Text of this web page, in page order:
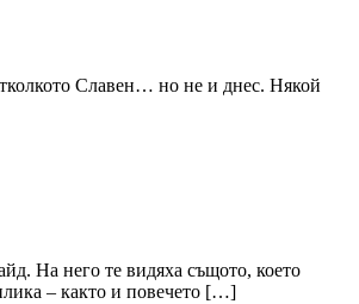
Славен… но не и днес. Някой
На него те видяха същото, което
– както и повечето […]